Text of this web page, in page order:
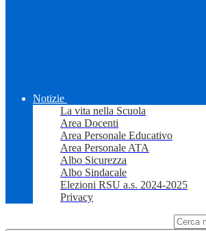
Notizie
La vita nella Scuola
Area Docenti
Area Personale Educativo
Area Personale ATA
Albo Sicurezza
Albo Sindacale
Elezioni RSU a.s. 2024-2025
Privacy